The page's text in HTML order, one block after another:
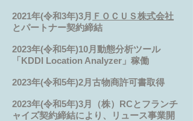
2021年(令和3年)3月 ＦＯＣＵＳ株式会社
とパートナー契約締結
2023年(令和5年)10月動態分析ツール
「KDDI Location Analyzer」稼働
2023年(令和5年)2月古物商許可書取得
​2023年(令和5年)3月（株）RCとフランチ
ャイズ契約締結により、リュース事業開